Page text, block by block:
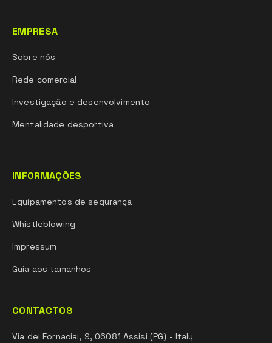
EMPRESA
Sobre nós
Rede comercial
Investigação e desenvolvimento
Mentalidade desportiva
INFORMAÇÕES
Equipamentos de segurança
Whistleblowing
Impressum
Guia aos tamanhos
CONTACTOS
Via dei Fornaciai, 9, 06081 Assisi (PG) - Italy